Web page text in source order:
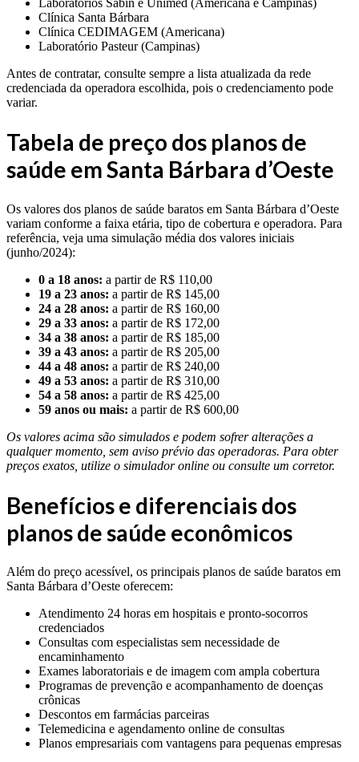
Laboratórios Sabin e Unimed (Americana e Campinas)
Clínica Santa Bárbara
Clínica CEDIMAGEM (Americana)
Laboratório Pasteur (Campinas)
Antes de contratar, consulte sempre a lista atualizada da rede
credenciada da operadora escolhida, pois o credenciamento pode
variar.
Tabela de preço dos planos de
saúde em Santa Bárbara d’Oeste
Os valores dos planos de saúde baratos em Santa Bárbara d’Oeste
variam conforme a faixa etária, tipo de cobertura e operadora. Para
referência, veja uma simulação média dos valores iniciais
(junho/2024):
0 a 18 anos: a partir de R$ 110,00
19 a 23 anos: a partir de R$ 145,00
24 a 28 anos: a partir de R$ 160,00
29 a 33 anos: a partir de R$ 172,00
34 a 38 anos: a partir de R$ 185,00
39 a 43 anos: a partir de R$ 205,00
44 a 48 anos: a partir de R$ 240,00
49 a 53 anos: a partir de R$ 310,00
54 a 58 anos: a partir de R$ 425,00
59 anos ou mais: a partir de R$ 600,00
Os valores acima são simulados e podem sofrer alterações a
qualquer momento, sem aviso prévio das operadoras. Para obter
preços exatos, utilize o simulador online ou consulte um corretor.
Benefícios e diferenciais dos
planos de saúde econômicos
Além do preço acessível, os principais planos de saúde baratos em
Santa Bárbara d’Oeste oferecem:
Atendimento 24 horas em hospitais e pronto-socorros
credenciados
Consultas com especialistas sem necessidade de
encaminhamento
Exames laboratoriais e de imagem com ampla cobertura
Programas de prevenção e acompanhamento de doenças
crônicas
Descontos em farmácias parceiras
Telemedicina e agendamento online de consultas
Planos empresariais com vantagens para pequenas empresas